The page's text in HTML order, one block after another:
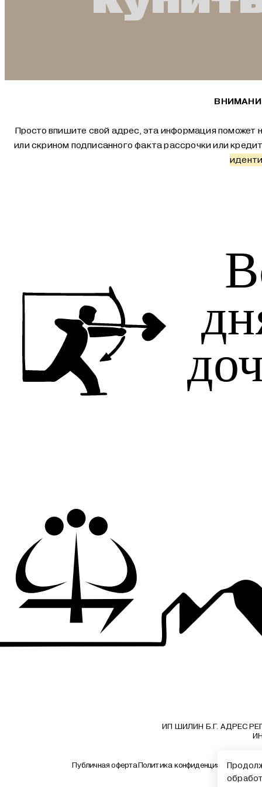
Просто впишите свой адрес, эта информация поможет
или скрином подписанного факта рассрочки или
ИП ШИЛИН Б.Г. АДРЕС
Публичная офертаПолитика конфиденциальности